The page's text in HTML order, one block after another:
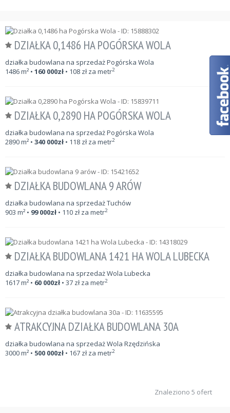
DZIAŁKA 0,1486 HA POGÓRSKA WOLA
działka budowlana na sprzedaż Pogórska Wola
1486m² • 160 000zł • 108 zł za metr2
DZIAŁKA 0,2890 HA POGÓRSKA WOLA
działka budowlana na sprzedaż Pogórska Wola
2890m² • 340 000zł • 118 zł za metr2
DZIAŁKA BUDOWLANA 9 ARÓW
działka budowlana na sprzedaż Tuchów
903 m² • 99 000zł • 110 zł za metr2
DZIAŁKA BUDOWLANA 1421 HA WOLA LUBECKA
działka budowlana na sprzedaż Wola Lubecka
1617m² • 60 000zł • 37 zł za metr2
ATRAKCYJNA DZIAŁKA BUDOWLANA 30A
działka budowlana na sprzedaż Wola Rzędzińska
3000m² • 500 000zł • 167 zł za metr2
Znaleziono 5 ofert